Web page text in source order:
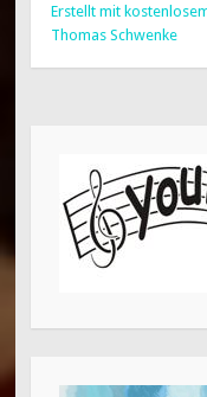
Erstellt mit
Thomas Schwenke